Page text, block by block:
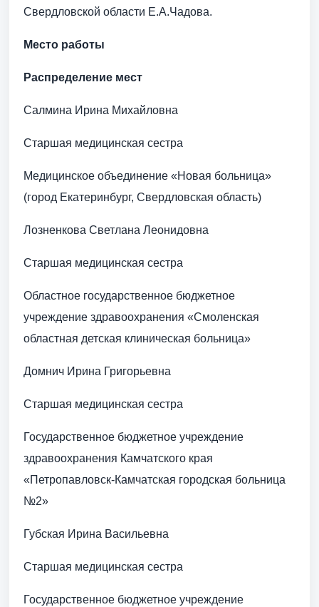
Свердловской области Е.А.Чадова.
Место работы
Распределение мест
Салмина Ирина Михайловна
Старшая медицинская сестра
Медицинское объединение «Новая больница»
(город Екатеринбург, Свердловская область)
Лозненкова Светлана Леонидовна
Старшая медицинская сестра
Областное государственное бюджетное
учреждение здравоохранения «Смоленская
областная детская клиническая больница»
Домнич Ирина Григорьевна
Старшая медицинская сестра
Государственное бюджетное учреждение
здравоохранения Камчатского края
«Петропавловск-Камчатская городская больница
№2»
Губская Ирина Васильевна
Старшая медицинская сестра
Государственное бюджетное учреждение